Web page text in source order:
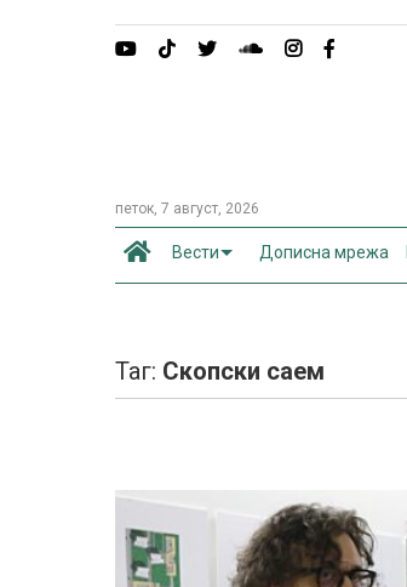
петок, 7 август, 2026
Вести Дописна мрежа
Таг: Скопски саем